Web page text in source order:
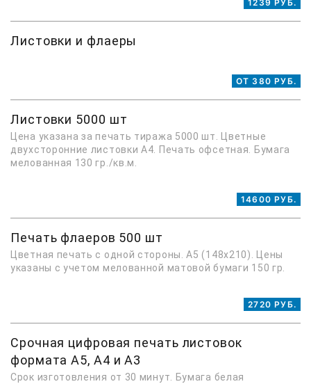
1239 РУБ.
Листовки и флаеры
ОТ 380 РУБ.
Листовки 5000 шт
Цена указана за печать тиража 5000 шт. Цветные
двухсторонние листовки А4. Печать офсетная. Бумага
мелованная 130 гр./кв.м.
14600 РУБ.
Печать флаеров 500 шт
Цветная печать с одной стороны. A5 (148x210). Цены
указаны с учетом мелованной матовой бумаги 150 гр.
2720 РУБ.
Срочная цифровая печать листовок
формата А5, А4 и А3
Срок изготовления от 30 минут. Бумага белая